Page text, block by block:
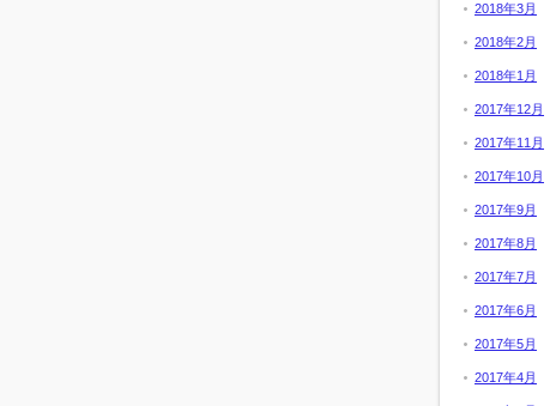
2018年3月
2018年2月
2018年1月
2017年12月
2017年11月
2017年10月
2017年9月
2017年8月
2017年7月
2017年6月
2017年5月
2017年4月